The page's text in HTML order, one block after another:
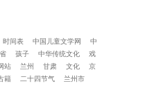
时间表 中国儿童文学网
中
孩子 中华传统文化
戏
站 兰州 甘肃 文化
京
籍 二十四节气 兰州市